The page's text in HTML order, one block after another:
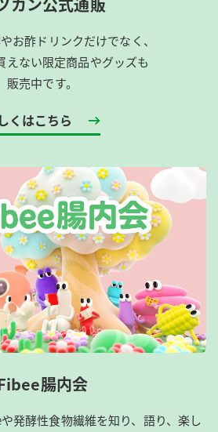
お酢ドリンクだけでなく、
えない限定商品やグッズも
販売中です。
くはこちら
腸内会
発酵性食物繊維を知り、語り、楽し